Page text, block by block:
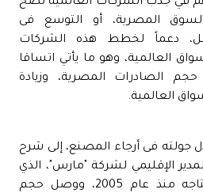
المصرية، أو التوسع فى
دعماً لخطط هذه الشركات
العالمية، وهو ما يأتي اتساقا
الصادرات المصرية، وزيادة
العالمية.
جولته فى أرجاء المصنع، إلى شرح
الإقليمي لشركة "مارس"، الذي
أوضح أن المصنع بدأ إنتاجه منذ عام 2005، ووصل حجم